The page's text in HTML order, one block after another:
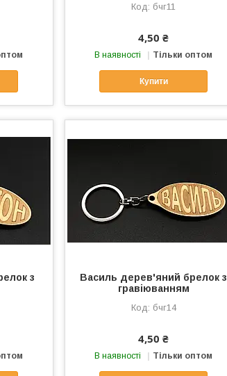
бчг11
4,50 ₴
В наявності Тільки оптом
Купити
з
Василь дерев'яний брелок з
гравіюванням
бчг14
4,50 ₴
В наявності Тільки оптом